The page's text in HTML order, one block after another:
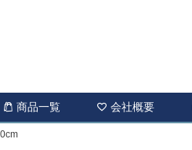
商品一覧 会社概要